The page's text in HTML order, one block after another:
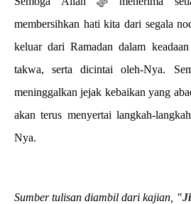
membersihkan hati kita dari segala
keluar dari Ramadan dalam
takwa, serta dicintai oleh-Nya.
meninggalkan jejak kebaikan yang
akan terus menyertai langkah-
Nya.
Sumber tulisan diambil dari kajian,